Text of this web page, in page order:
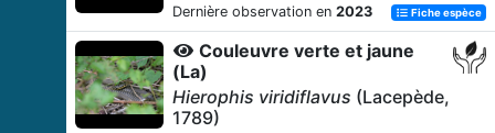
Dernière observation en 2023 Fiche espèce
Couleuvre verte et jaune
(La)
Hierophis viridiflavus (Lacepède,
1789)